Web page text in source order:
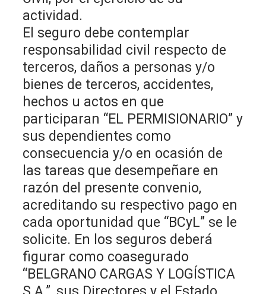
actividad.
El seguro debe contemplar
responsabilidad civil respecto de
terceros, daños a personas y/o
bienes de terceros, accidentes,
hechos u actos en que
participaran “EL PERMISIONARIO” y
sus dependientes como
consecuencia y/o en ocasión de
las tareas que desempeñare en
razón del presente convenio,
acreditando su respectivo pago en
cada oportunidad que “BCyL” se le
solicite. En los seguros deberá
figurar como coasegurado
“BELGRANO CARGAS Y LOGÍSTICA